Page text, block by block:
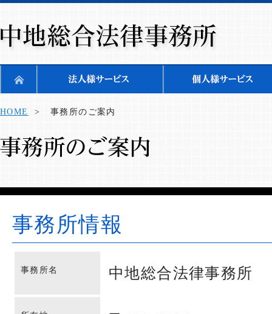
HOME > 事務所のご案内
事務所情報
事務所名 中地総合法律事務所